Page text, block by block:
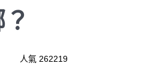
人氣 262219